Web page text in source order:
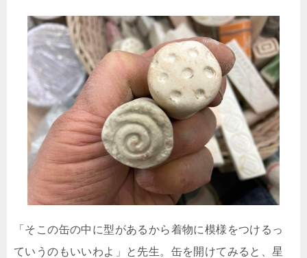
「そこの缶の中に型があるから着物に模様をつけるっ
ていうのもいいわよ」と先生。缶を開けてみると、星